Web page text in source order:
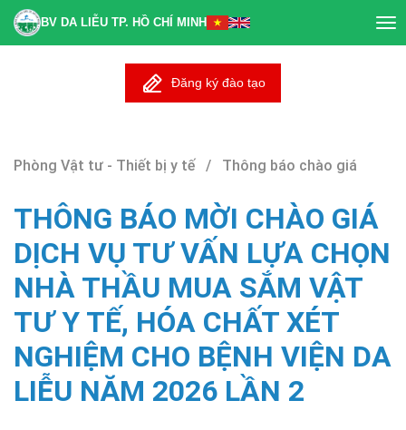
BV DA LIỄU TP. HỒ CHÍ MINH
Đăng ký đào tạo
Phòng Vật tư - Thiết bị y tế / Thông báo chào giá
THÔNG BÁO MỜI CHÀO GIÁ
DỊCH VỤ TƯ VẤN LỰA CHỌN
NHÀ THẦU MUA SẮM VẬT
TƯ Y TẾ, HÓA CHẤT XÉT
NGHIỆM CHO BỆNH VIỆN DA
LIỄU NĂM 2026 LẦN 2